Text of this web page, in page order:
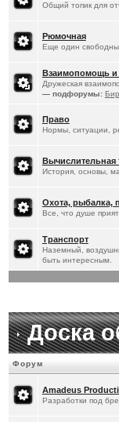
Общий топик для
Рюмочная
Еще один
Взаимопомощь и
Дружеская
— подфорумы:
Право
Нормы, ситуации,
Вычислительная
История, основы,
Охота, рыбалка,
Все, что душе
Транспорт
Наземный,
быть интересным.
Доска
Форум
Amadeus
Разработки под